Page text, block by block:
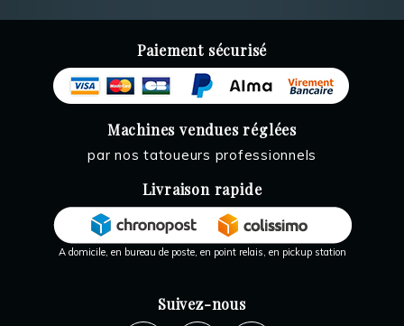
Paiement sécurisé
Machines vendues réglées
par nos tatoueurs professionnels
Livraison rapide
A domicile, en bureau de poste, en point relais, en pickup station
Suivez-nous